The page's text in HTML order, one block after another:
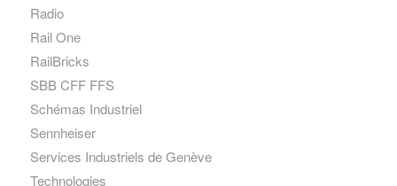
Radio
Rail One
RailBricks
SBB CFF FFS
Schémas Industriel
Sennheiser
Services Industriels de Genève
Technologies